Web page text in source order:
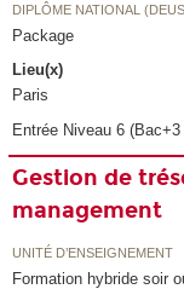
DIPLÔME NATIONAL
Package
Lieu(x)
Paris
Entrée Niveau 6
Gestion de
management
UNITÉ D’ENSEIGNEMENT
Formation hybride soir